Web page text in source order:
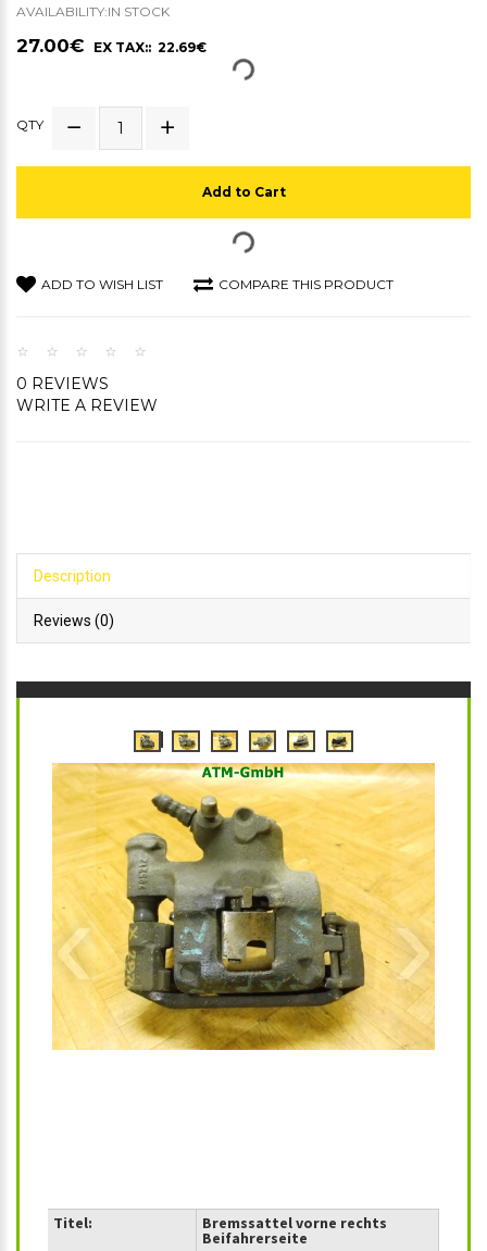
AVAILABILITY:IN STOCK
27.00€ EX TAX:: 22.69€
QTY
Add to Cart
ADD TO WISH LIST COMPARE THIS PRODUCT
0 REVIEWS
WRITE A REVIEW
Description
Reviews (0)
‹ ›
Titel: Bremssattel vorne rechts
Beifahrerseite